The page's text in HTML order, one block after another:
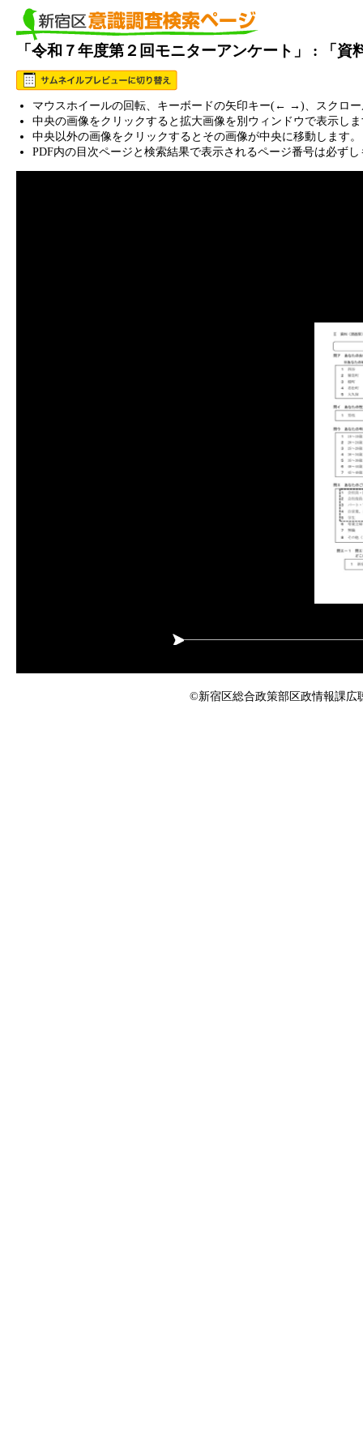
「令和７年度第２回モニターアンケート」 : 「
マウスホイールの回転、キーボードの矢印キー(← →)、スクロ
中央の画像をクリックすると拡大画像を別ウィンドウで表示し
中央以外の画像をクリックするとその画像が中央に移動します。
PDF内の目次ページと検索結果で表示されるページ番号は必ず
©新宿区総合政策部区政情報課広